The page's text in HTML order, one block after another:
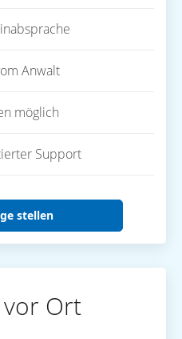
Anwalt
möglich
Support
stellen
Ort